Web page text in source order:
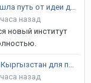
назад
новый институт
назад